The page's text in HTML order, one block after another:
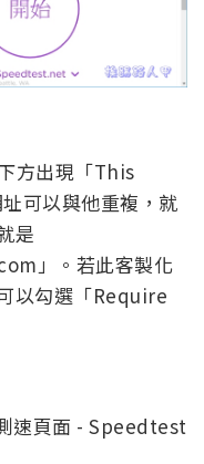
方出現「This
可以與他重複，就
是
」。若此客製化
以勾選「Require